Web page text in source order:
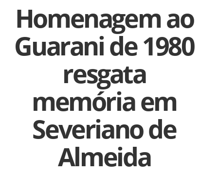
Homenagem ao
Guarani de 1980
resgata
memória em
Severiano de
Almeida